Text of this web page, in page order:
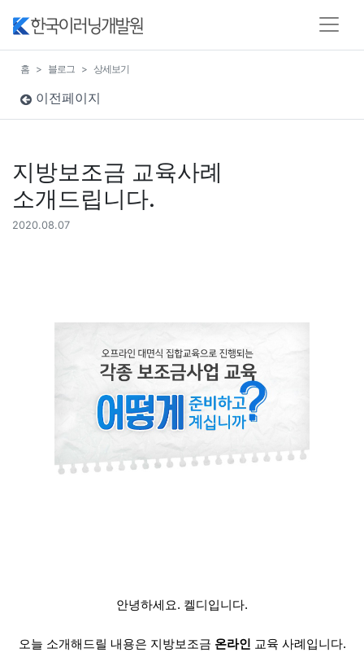
홈 블로그 상세보기
이전페이지
지방보조금 교육사례
소개드립니다.
2020.08.07
안녕하세요. 켈디입니다.
오늘 소개해드릴 내용은 지방보조금 온라인 교육 사례입니다.